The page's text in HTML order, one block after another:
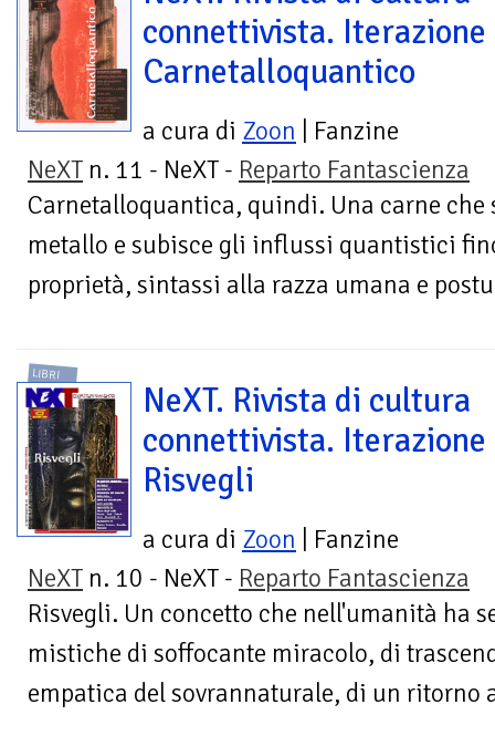
connettivista. Iterazione
Carnetalloquantico
a cura di Zoon | Fanzine
NeXT n. 11 - NeXT - Reparto Fantascienza
Carnetalloquantica, quindi. Una carne
metallo e subisce gli influssi quantistici
proprietà, sintassi alla razza umana e
LIBRI
NeXT. Rivista di cultura
connettivista. Iterazione
Risvegli
a cura di Zoon | Fanzine
NeXT n. 10 - NeXT - Reparto Fantascienza
Risvegli. Un concetto che nell'umanità ha
mistiche di soffocante miracolo, di
empatica del sovrannaturale, di un ritorno